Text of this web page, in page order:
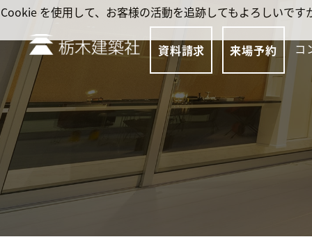
資料請求 来場予約 コ
Cookie を使用して、お客様の活動を追跡してもよろしいで